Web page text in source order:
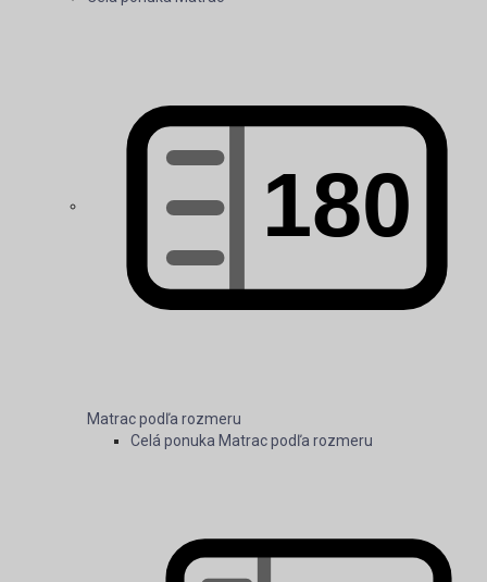
Matrac podľa rozmeru
Celá ponuka Matrac podľa rozmeru